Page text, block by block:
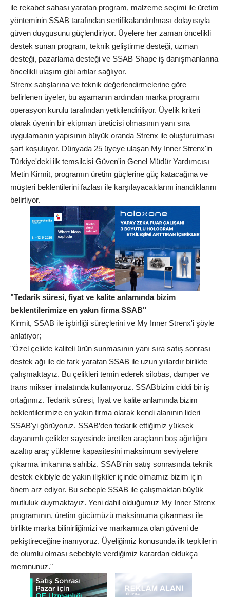
ile rekabet sahası yaratan program, malzeme seçimi ile üretim
yönteminin SSAB tarafından sertifikalandırılması dolayısıyla
güven duygusunu güçlendiriyor. Üyelere her zaman öncelikli
destek sunan program, teknik geliştirme desteği, uzman
desteği, pazarlama desteği ve SSAB Shape iş danışmanlarına
öncelikli ulaşım gibi artılar sağlıyor.
Strenx satışlarına ve teknik değerlendirmelerine göre
belirlenen üyeler, bu aşamanın ardından marka programı
operasyon kurulu tarafından yetkilendiriliyor. Üyelik kriteri
olarak üyenin bir ekipman üreticisi olmasının yanı sıra
uygulamanın yapısının büyük oranda Strenx ile oluşturulması
şart koşuluyor. Dünyada 25 üyeye ulaşan My Inner Strenx'in
Türkiye'deki ilk temsilcisi Güven'in Genel Müdür Yardımcısı
Metin Kirmit, programın üretim güçlerine güç katacağına ve
müşteri beklentilerini fazlası ile karşılayacaklarını inandıklarını
belirtiyor.
"Tedarik süresi, fiyat ve kalite anlamında bizim
beklentilerimize en yakın firma SSAB"
Kirmit, SSAB ile işbirliği süreçlerini ve My Inner Strenx'i şöyle
anlatıyor;
"Özel çelikte kaliteli ürün sunmasının yanı sıra satış sonrası
destek ağı ile de fark yaratan SSAB ile uzun yıllardır birlikte
çalışmaktayız. Bu çelikleri temin ederek silobas, damper ve
trans mikser imalatında kullanıyoruz. SSABbizim ciddi bir iş
ortağımız. Tedarik süresi, fiyat ve kalite anlamında bizim
beklentilerimize en yakın firma olarak kendi alanının lideri
SSAB'yi görüyoruz. SSAB’den tedarik ettiğimiz yüksek
dayanımlı çelikler sayesinde üretilen araçların boş ağırlığını
azaltıp araç yükleme kapasitesini maksimum seviyelere
çıkarma imkanına sahibiz. SSAB'nin satış sonrasında teknik
destek ekibiyle de yakın ilişkiler içinde olmamız bizim için
önem arz ediyor. Bu sebeple SSAB ile çalışmaktan büyük
mutluluk duymaktayız. Yeni dahil olduğumuz My Inner Strenx
programının, üretim gücümüzü maksimuma çıkarması ile
birlikte marka bilinirliğimizi ve markamıza olan güveni de
pekiştireceğine inanıyoruz. Üyeliğimiz konusunda ilk tepkilerin
de olumlu olması sebebiyle verdiğimiz karardan oldukça
memnunuz."